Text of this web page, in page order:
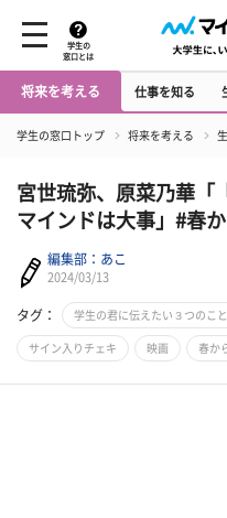
学生の
窓口とは
将来を考える 仕事を知る
学生の窓口トップ 将来を考える
宮世琉弥、原菜乃華「
マインドは大事」#春
編集部：あこ
2024/03/13
タグ： 学生の君に伝えたい３つのこと
サイン入りチェキ 映画 春か